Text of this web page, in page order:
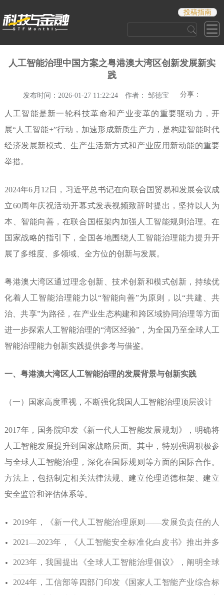
投稿指南
人工智能治理中国方案之粤港澳大湾区创新发展新实
践
发布时间：2026-01-27 11:22:24 作者： 邹德宝 分享：
人工智能是新一轮科技革命和产业变革的重要驱动力，开
展“人工智能+”行动，加速形成新质生产力，是构建智能时代
经济发展新模式、生产生活新方式和产业应用新动能的重要
举措。
2024年6月12日， 习近平总书记在向联合国贸易和发展会议成
立60周年庆祝活动开幕式发表视频致辞时提出，坚持以人为
本、智能向善，在联合国框架内加强人工智能规则治理。在
国家战略的指引下，全国各地围绕人工智能治理能力提升开
展了多维度、多领域、全方位的创新与发展。
粤港澳大湾区通过理念创新、技术创新和模式创新，持续优
化着人工智能治理能力以“智能向善”为原则，以“共建、共
治、共享”为路径，在产业生态构建和跨区域协同治理等方面
进一步探索人工智能治理的“湾区经验”，为全国乃至全球人 工
智能治理能力创新实践提供参考与借鉴。
一、粤港澳大湾区人工智能治理的发展背景与创新实践
（一）国家高度重视，不断强化我国人工智能治理顶层设计
2017年，国务院印发《新一代人 工智能发展规划》，明确将
人工智能发展提升到国家战略层面。 其中，特别强调积极参
与全球人工智能治理， 深化在国际规则等方面的国际合作。
方法上，包括制定相关法律法规、建立伦理道德框架、建立
安全监管和评估体系等。
2019年，《新一代人工智能治理原则——发展负责任的人
工智
能》发布，该原则以确保人工智能安 全可靠可控为主
2021—2023年，《人工智能安全标准化白皮书》推出并多
次修订，我国人工智能治理的理论认识与实践经验渐次深
2023年，我国提出《全球 人工智能治理倡议》，阐明全球
人工智能治理应构建开放、公正、有效的 治理机制，表明
我国积极支持在联合
国框架下讨论成立国际人工智能治理
2024年，工信部等四部门印发 《国家人工智能产业综合标